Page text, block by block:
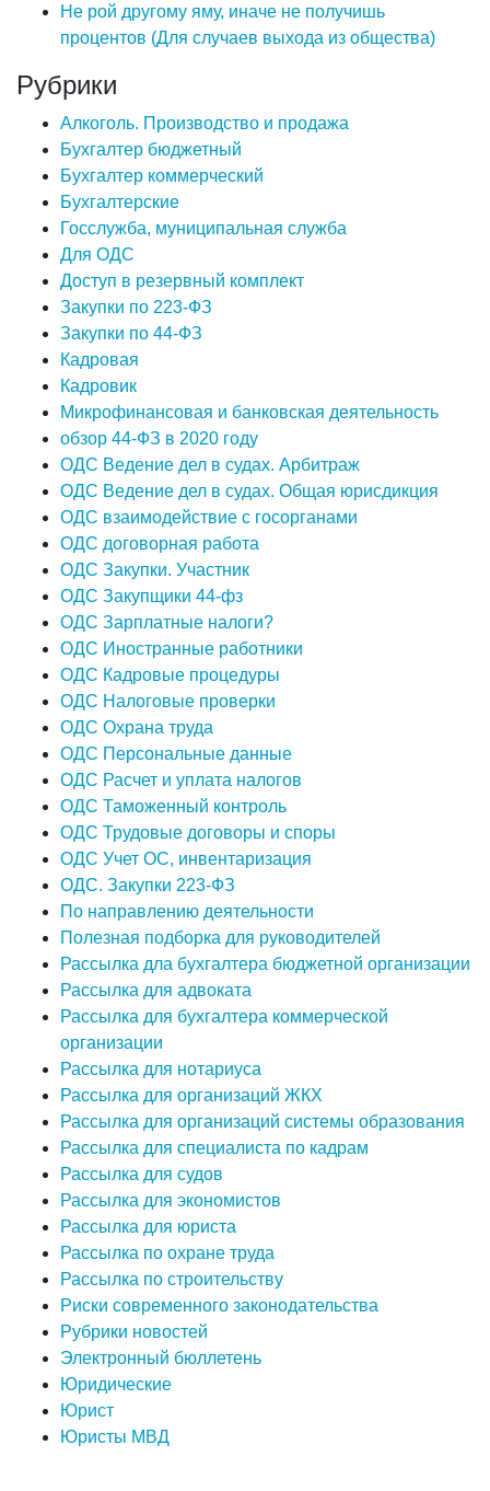
Не рой другому яму, иначе не получишь
процентов (Для случаев выхода из общества)
Рубрики
Алкоголь. Производство и продажа
Бухгалтер бюджетный
Бухгалтер коммерческий
Бухгалтерские
Госслужба, муниципальная служба
Для ОДС
Доступ в резервный комплект
Закупки по 223-ФЗ
Закупки по 44-ФЗ
Кадровая
Кадровик
Микрофинансовая и банковская деятельность
обзор 44-ФЗ в 2020 году
ОДС Ведение дел в судах. Арбитраж
ОДС Ведение дел в судах. Общая юрисдикция
ОДС взаимодействие с госорганами
ОДС договорная работа
ОДС Закупки. Участник
ОДС Закупщики 44-фз
ОДС Зарплатные налоги?
ОДС Иностранные работники
ОДС Кадровые процедуры
ОДС Налоговые проверки
ОДС Охрана труда
ОДС Персональные данные
ОДС Расчет и уплата налогов
ОДС Таможенный контроль
ОДС Трудовые договоры и споры
ОДС Учет ОС, инвентаризация
ОДС. Закупки 223-ФЗ
По направлению деятельности
Полезная подборка для руководителей
Рассылка дла бухгалтера бюджетной организации
Рассылка для адвоката
Рассылка для бухгалтера коммерческой
организации
Рассылка для нотариуса
Рассылка для организаций ЖКХ
Рассылка для организаций системы образования
Рассылка для специалиста по кадрам
Рассылка для судов
Рассылка для экономистов
Рассылка для юриста
Рассылка по охране труда
Рассылка по строительству
Риски современного законодательства
Рубрики новостей
Электронный бюллетень
Юридические
Юрист
Юристы МВД